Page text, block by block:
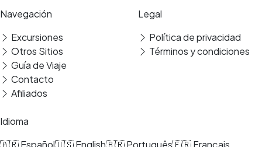
Traslado
Navegación
Excursiones
Otros Sitios
Guía de Viaje
Contacto
Afiliados
Legal
Política de privacidad
Términos y condiciones
Idioma
🇦🇷 Español🇺🇸 English🇧🇷 Português🇫🇷 Français